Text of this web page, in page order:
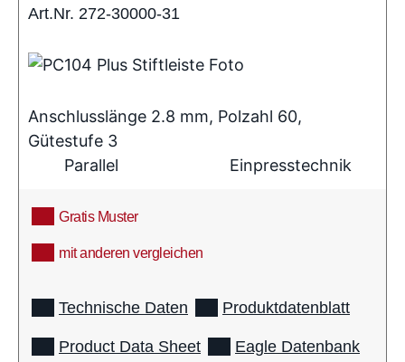
Art.Nr. 272-30000-31
Anschlusslänge 2.8 mm, Polzahl 60,
Gütestufe 3
Parallel
Einpresstechnik
Gratis Muster
mit anderen vergleichen
Technische Daten Produktdatenblatt
Product Data Sheet Eagle Datenbank